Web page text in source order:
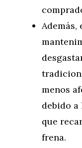
Además,
menos
debido a
que
frena.